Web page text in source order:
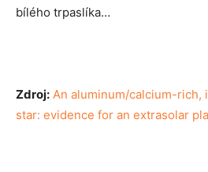
bílého trpaslíka…
Zdroj: An aluminum/calcium-
star: evidence for an extrasolar